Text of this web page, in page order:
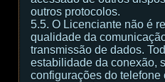
outros protocolos.
5.5. O Licenciante não é
qualidade da
transmissão de dados.
estabilidade da conexão,
configurações do telefone